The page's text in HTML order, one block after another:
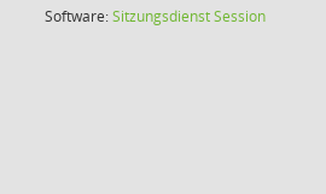
Software:SitzungsdienstSession(Wird in